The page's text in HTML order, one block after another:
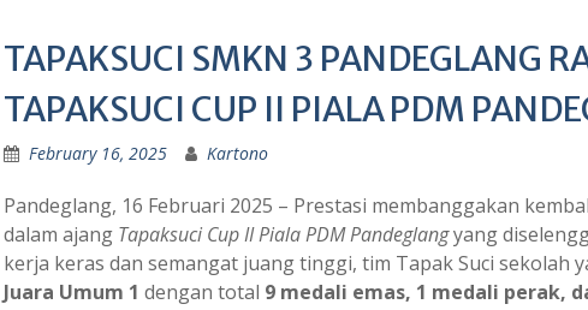
TAPAKSUCI SMKN 3 PANDEGLANG
TAPAKSUCI CUP II PIALA PDM
February 16, 2025 Kartono
Pandeglang, 16 Februari 2025 – Prestasi membanggakan
dalam ajang Tapaksuci Cup II Piala PDM Pandeglangyang
kerja keras dan semangat juang tinggi, tim Tapak Suci sekolah
Juara Umum 1 dengan total 9 medali emas, 1 medali perak,